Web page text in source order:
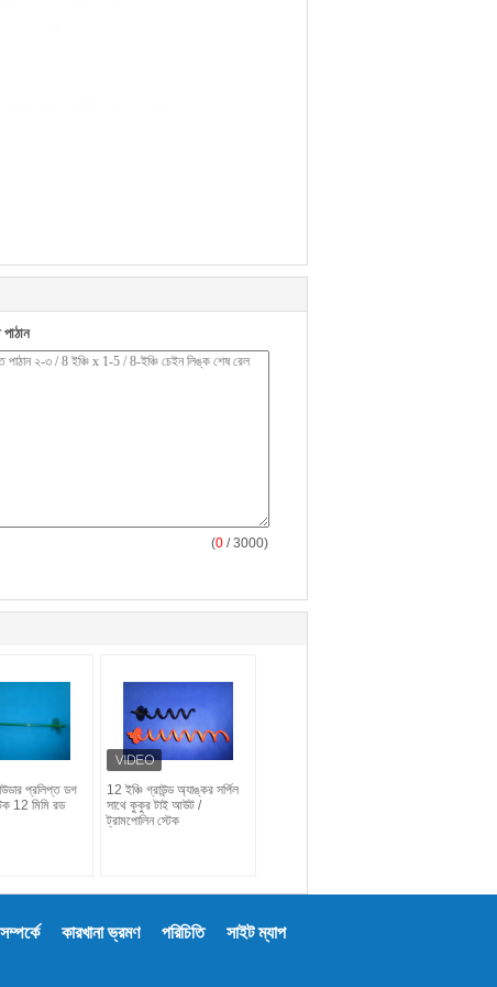
(0 / 3000)
প্রলিপ্ত ডগ
12 মিমি রড
12 ইঞ্চি গ্রাউন্ড অ্যাঙ্কর সর্পিল
সাথে কুকুর টাই আউট /
ট্রামপোলিন স্টেক
সাইট ম্যাপ
পরিচিতি
কারখানা ভ্রমণ